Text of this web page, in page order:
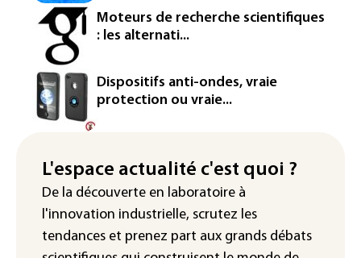
écrits par l'IA, dominé par Anthropic et
OpenAI
Google réorganise sa division IA: Demis
Hassabis passe la main, des stars s'en
vont
Colombie: un bébé hippopotame
meurt malgré les soins
Éclipse: une baisse temporaire de la
production d'électricité solaire
attendue en Europe
Moteurs de recherche scientifiques
: les alternati...
Dispositifs anti-ondes, vraie
protection ou vraie...
L'espace actualité c'est quoi ?
De la découverte en laboratoire à
l'innovation industrielle, scrutez les
tendances et prenez part aux grands débats